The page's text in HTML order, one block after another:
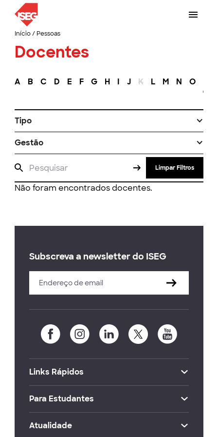
Início/ Pessoas
Docentes
A B C D E F G H I J K L M N O
Tipo
Gestão
Limpar Filtros
Não foram encontrados docentes.
Subscreva a newsletter do ISEG
Links Rápidos
Para Estudantes
Atualidade